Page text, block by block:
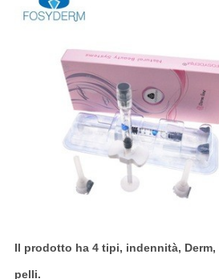
Il prodotto ha 4 tipi, indennità, Derm,
pelli.